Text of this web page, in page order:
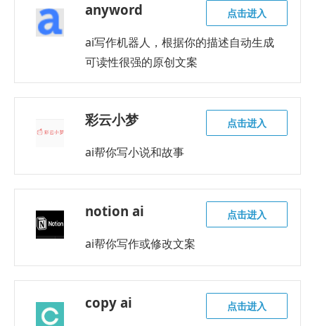
anyword 点击进入
ai写作机器人，根据你的描述自动生成
可读性很强的原创文案
彩云小梦 点击进入
ai帮你写小说和故事
notion ai 点击进入
ai帮你写作或修改文案
copy ai 点击进入